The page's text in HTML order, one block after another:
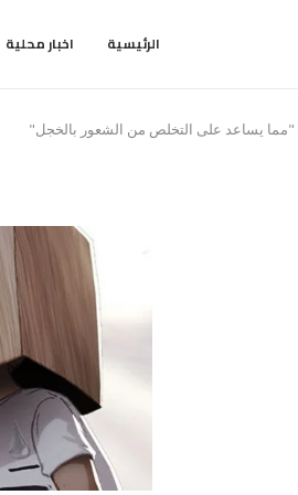
الرئيسية اخبار محلية